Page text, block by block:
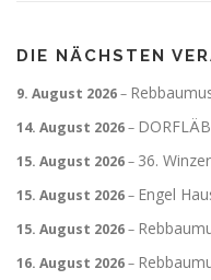
DIE NÄCHSTEN
9. August 2026–
14. August 2026–
15. August 2026– 36.
15. August 2026– Engel
15. August 2026–
16. August 2026–